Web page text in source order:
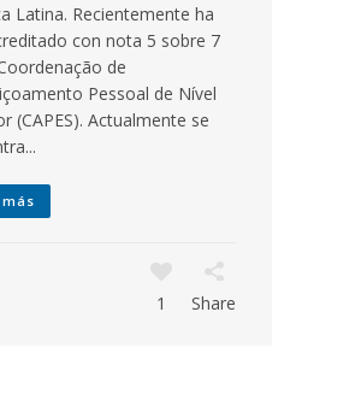
Latina. Recientemente ha
con nota 5 sobre 7
de
Pessoal de Nível
(CAPES). Actualmente se
1 Share